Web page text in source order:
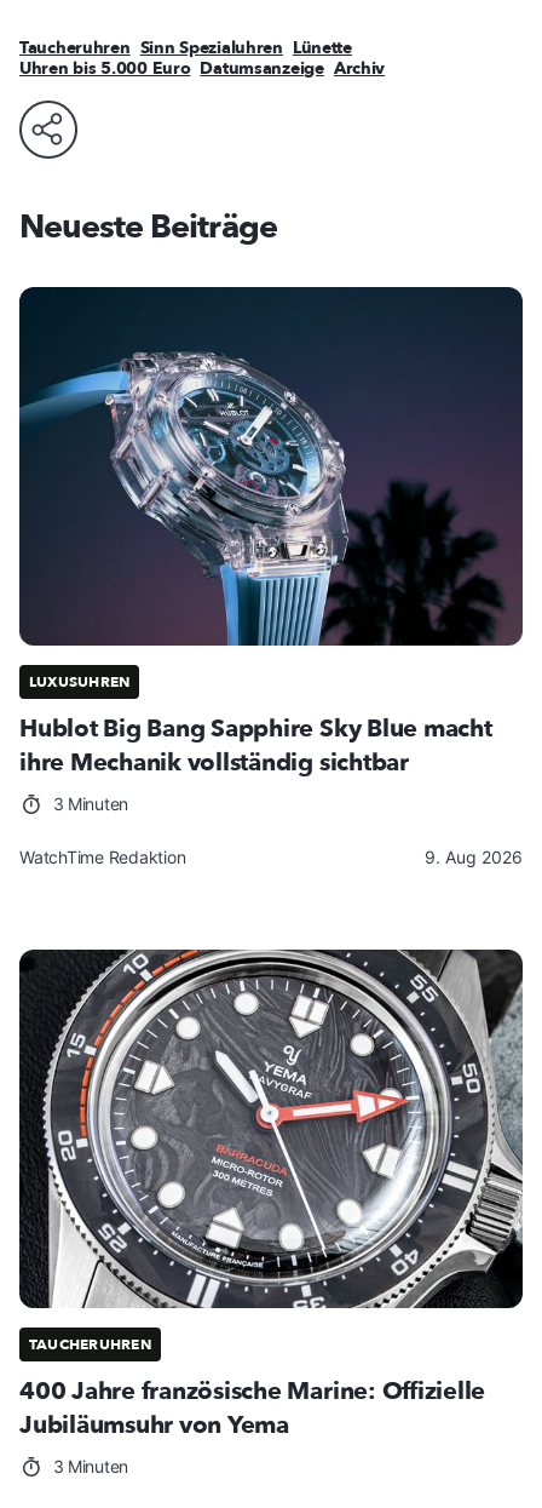
Taucheruhren Sinn Spezialuhren Lünette
Uhren bis 5.000 Euro Datumsanzeige Archiv
Neueste Beiträge
LUXUSUHREN
Hublot Big Bang Sapphire Sky Blue macht
ihre Mechanik vollständig sichtbar
3 Minuten
WatchTime Redaktion 9. Aug 2026
TAUCHERUHREN
400 Jahre französische Marine: Offizielle
Jubiläumsuhr von Yema
3 Minuten